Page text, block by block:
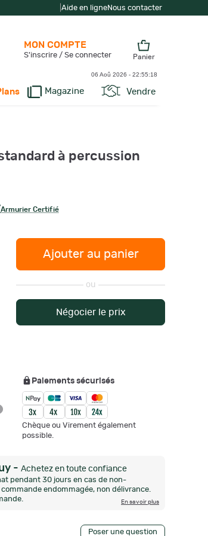
Aide en ligneNous contacter
Magazine Vendre
MON COMPTE
S'inscrire / Se connecter Panier
06 Aoû 2026 - 22:55:19
à percussion
Armurier Certifié
Ajouter au panier
ou
Négocier le prix
Paiements sécurisés
Chèque ou Virement également
possible.
- Achetez en toute confiance
pendant 30 jours en cas de non-
endommagée, non délivrance.
En savoir plus
Poser une question